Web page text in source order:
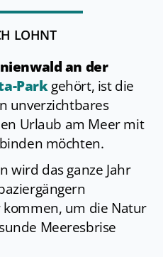
LOHNT
an der
Parkgehört, ist die
unverzichtbares
Urlaub am Meer mit
möchten.
wird das ganze Jahr
um die Natur
Meeresbrise